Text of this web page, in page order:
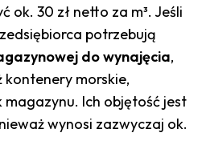
ok. 30 zł netto za m³. Jeśli
potrzebują
do wynajęcia,
morskie,
Ich objętość jest
wynosi zazwyczaj ok.